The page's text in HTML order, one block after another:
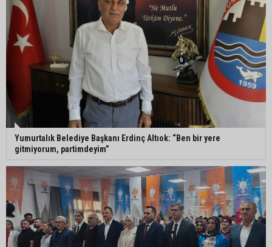
Kozan’da Yaz Konserleri Akdam’da şenliğe
dönüştü
Adana’da sıcaklık alarmı: Hissedilen 43 dereceyi
bulacak
Yumurtalık’ta ulaşım çalışmaları hızlandı: Yol ve
Otoyolda akılalmaz olay: Önce çaldılar, sonra
“Hırsız çok” diye uyardılar
Yumurtalık Belediye Başkanı Erdinç Altıok: “Ben bir yere
gitmiyorum, partimdeyim”